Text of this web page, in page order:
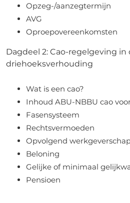
Opzeg-/aanzegtermijn
AVG
Oproepovereenkomsten
Dagdeel 2: Cao-regelgeving in
driehoeksverhouding
Wat is een cao?
Inhoud ABU-NBBU cao
Fasensysteem
Rechtsvermoeden
Opvolgend
Beloning
Gelijke of minimaal
Pensioen